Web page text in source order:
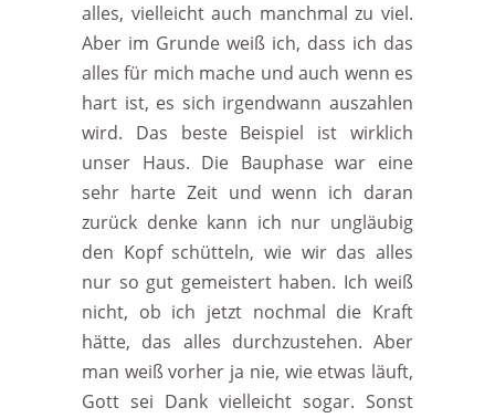
alles, vielleicht auch manchmal zu viel.
Aber im Grunde weiß ich, dass ich das
alles für mich mache und auch wenn es
hart ist, es sich irgendwann auszahlen
wird. Das beste Beispiel ist wirklich
unser Haus. Die Bauphase war eine
sehr harte Zeit und wenn ich daran
zurück denke kann ich nur ungläubig
den Kopf schütteln, wie wir das alles
nur so gut gemeistert haben. Ich weiß
nicht, ob ich jetzt nochmal die Kraft
hätte, das alles durchzustehen. Aber
man weiß vorher ja nie, wie etwas läuft,
Gott sei Dank vielleicht sogar. Sonst